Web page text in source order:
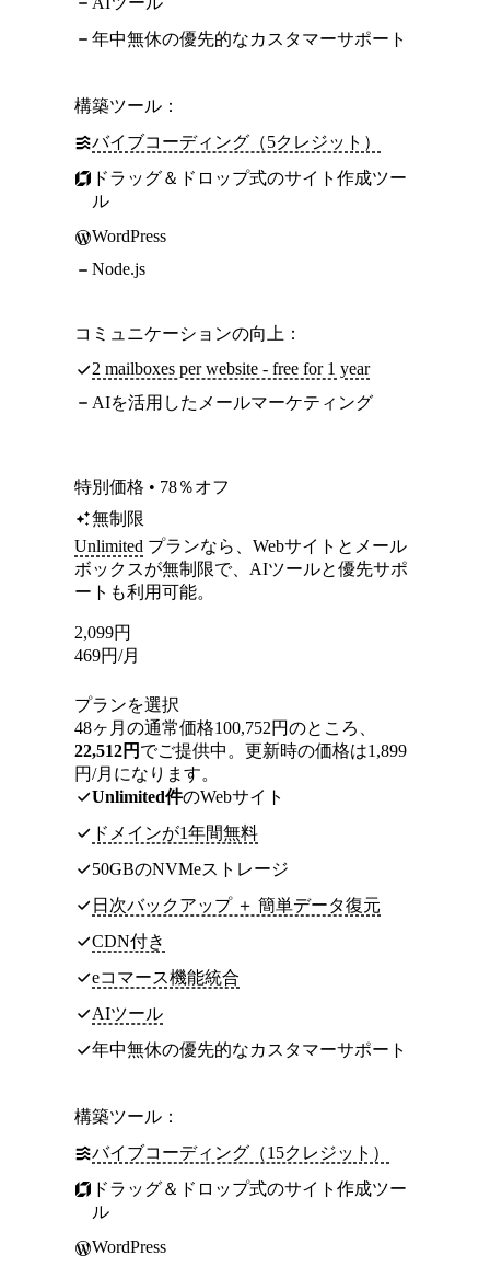
年中無休の優先的なカスタマーサポート
構築ツール：
バイブコーディング（5クレジット）
ドラッグ＆ドロップ式のサイト作成ツー
ル
WordPress
Node.js
コミュニケーションの向上：
2 mailboxes per website - free for 1 year
AIを活用したメールマーケティング
特別価格 • 78％オフ
無制限
Unlimited プランなら、Webサイトとメール
ボックスが無制限で、AIツールと優先サポ
ートも利用可能。
2,099円
469円/月
プランを選択
48ヶ月の通常価格100,752円のところ、
22,512円 でご提供中。更新時の価格は1,899
円/月になります。
Unlimited件のWebサイト
ドメインが1年間無料
50GBのNVMeストレージ
日次バックアップ ＋ 簡単データ復元
CDN付き
eコマース機能統合
AIツール
年中無休の優先的なカスタマーサポート
構築ツール：
バイブコーディング（15クレジット）
ドラッグ＆ドロップ式のサイト作成ツー
ル
WordPress